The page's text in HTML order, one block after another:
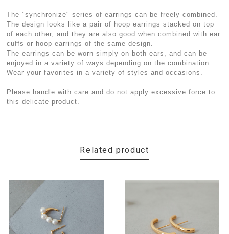
The "synchronize" series of earrings can be freely combined.
The design looks like a pair of hoop earrings stacked on top
of each other, and they are also good when combined with ear
cuffs or hoop earrings of the same design.
The earrings can be worn simply on both ears, and can be
enjoyed in a variety of ways depending on the combination.
Wear your favorites in a variety of styles and occasions.
Please handle with care and do not apply excessive force to
this delicate product.
Related product